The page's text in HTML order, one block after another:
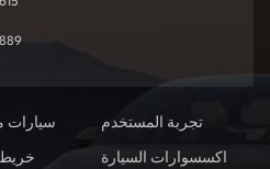
سيارات
تجربة المستخدم
اكسسوارات السيارة